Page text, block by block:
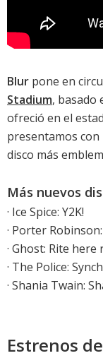
Blur pone en
Stadium, basado
ofreció en el
presentamos
disco más
Más nuevos
· Ice Spice: Y2K!
· Porter Robinson:
· Ghost: Rite here
· The Police:
· Shania Twain:
Estrenos